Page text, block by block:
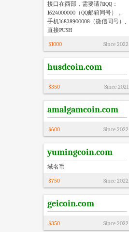
接口在西部，需要请加QQ：
1624000000（QQ邮箱同号），
手机16838900008（微信同号）,
直接PUSH
$1000 Since 2022
husdcoin.com
$350 Since 2021
amalgamcoin.com
$600 Since 2022
yumingcoin.com
域名币
$750 Since 2022
geicoin.com
$350 Since 2022